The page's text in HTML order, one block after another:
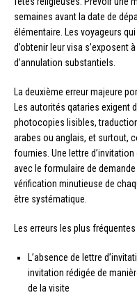
semaines avant la date de
élémentaire. Les voyageurs
d’obtenir leur visa s’exposent
d’annulation substantiels.
La deuxième erreur majeure
Les autorités qataries exigent
photocopies lisibles,
arabes ou anglais, et surtout,
fournies. Une lettre
avec le formulaire de
vérification minutieuse de
être systématique.
Les erreurs les plus
L’absence de lettre
invitation rédigée de
de la visite